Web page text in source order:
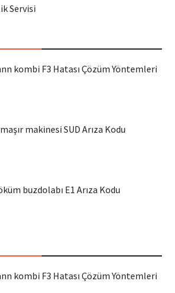
Servisi
kombi F3 Hatası Çözüm Yöntemleri
makinesi SUD Arıza Kodu
buzdolabı E1 Arıza Kodu
kombi F3 Hatası Çözüm Yöntemleri